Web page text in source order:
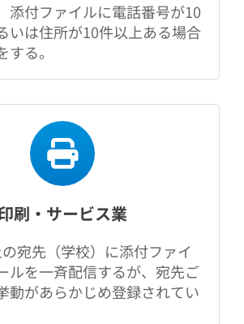
添付ファイルに電話番号が10
いは住所が10件以上ある場合
る。
刷・サービス業
宛先（学校）に添付ファイ
ルを一斉配信するが、宛先ご
動があらかじめ登録されてい